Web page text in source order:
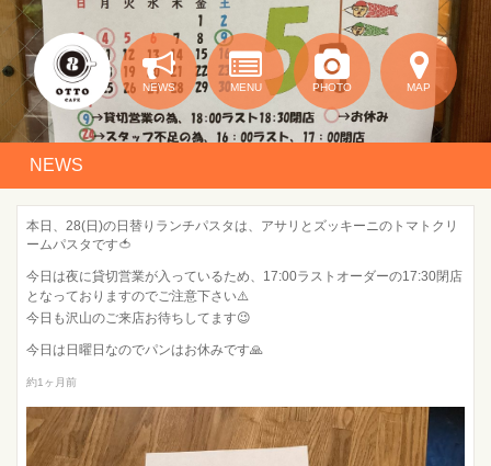
NEWS MENU PHOTO MAP
NEWS
本日、28(日)の日替りランチパスタは、アサリとズッキーニのトマトクリ
ームパスタです🍅
今日は夜に貸切営業が入っているため、17:00ラストオーダーの17:30閉店
となっておりますのでご注意下さい⚠️
今日も沢山のご来店お待ちしてます😉
今日は日曜日なのでパンはお休みです🙏
約1ヶ月前